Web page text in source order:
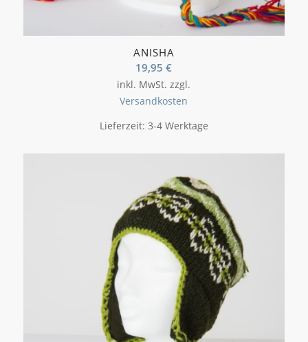
ANISHA
19,95€
inkl. MwSt. zzgl.
Versandkosten
Lieferzeit: 3-4 Werktage